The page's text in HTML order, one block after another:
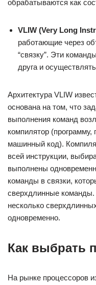
обрабатываются как
VLIW (Very Long
работающие через
“связку”. Эти
друга и
Архитектура VLIW
основана на том, что
выполнения команд
компилятор
машинный код).
всей инструкции,
выполнены
команды в связки,
сверхдлинные команды.
несколько
одновременно.
Как выбрать
На рынке процессоров